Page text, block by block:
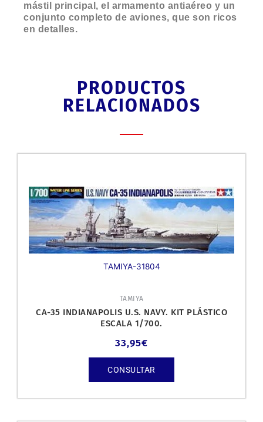
mástil principal, el armamento antiaéreo y un
conjunto completo de aviones, que son ricos
en detalles.
PRODUCTOS
RELACIONADOS
TAMIYA-31804
TAMIYA
CA-35 INDIANAPOLIS U.S. NAVY. KIT PLÁSTICO
ESCALA 1/700.
33,95€
CONSULTAR